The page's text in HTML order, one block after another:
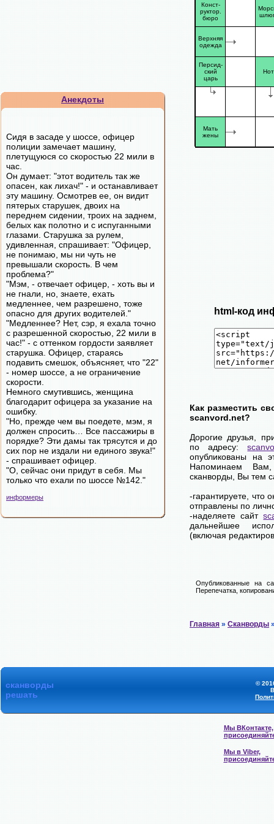
Анекдоты
Сидя в засаде у шоссе, офицер
полиции замечает машину,
плетущуюся со скоростью 22 мили в
час.
Он думает: "этот водитель так же
опасен, как лихач!" - и останавливает
эту машину. Осмотрев ее, он видит
пятерых старушек, двоих на
переднем сидении, троих на заднем,
белых как полотно и с испуганными
глазами. Старушка за рулем,
удивленная, спрашивает: "Офицер,
не понимаю, мы ни чуть не
превышали скорость. В чем
проблема?"
"Мэм, - отвечает офицер, - хоть вы и
не гнали, но, знаете, ехать
медленнее, чем разрешено, тоже
опасно для других водителей."
"Медленнее? Нет, сэр, я ехала точно
с разрешенной скоростью, 22 мили в
час!" - с оттенком гордости заявляет
старушка. Офицер, стараясь
подавить смешок, объясняет, что "22"
- номер шоссе, а не ограничение
скорости.
Немного смутившись, женщина
благодарит офицера за указание на
ошибку.
"Но, прежде чем вы поедете, мэм, я
должен спросить… Все пассажиры в
порядке? Эти дамы так трясутся и до
сих пор не издали ни единого звука!"
- спрашивает офицер.
"О, сейчас они придут в себя. Мы
только что ехали по шоссе №142."
информеры
Конст-
руктор.
бюро
Верхняя
одежда
Персид-
ский
царь
Мать
жены
html-код
Как разместить
scanvord.net?
Дорогие друзья,
по адресу:
опубликованы на
Напоминаем
сканворды, Вы тем
-гарантируете, что
отправлены по
-наделяете сайт
дальнейшее
(включая
Опубликованные на
Перепечатка,
Главная » Сканворды
сканворды
решать
©
Мы ВКонтакте,
Мы в Viber,